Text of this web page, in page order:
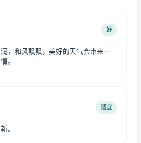
好
，和风飘飘，美好的天气会带来一
。
适宜
。